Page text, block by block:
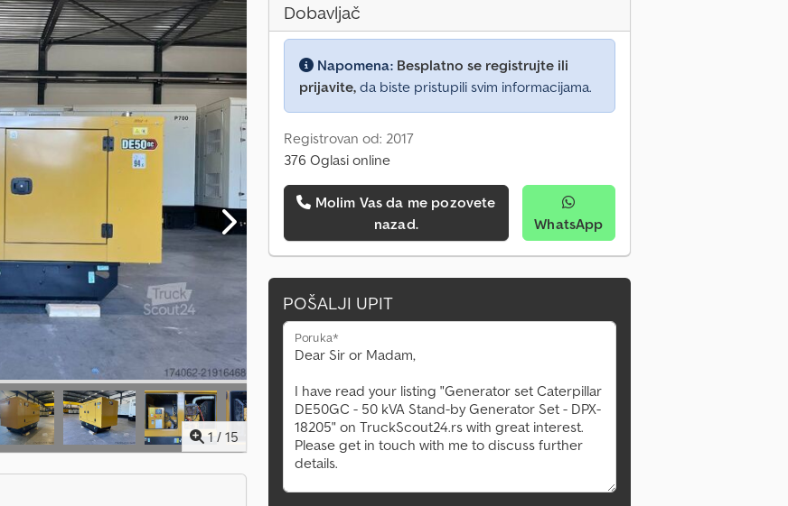
1 / 15
Dobavljač
Napomena: Besplatno se registrujte ili
prijavite, da biste pristupili svim informacijama.
Registrovan od: 2017
376 Oglasi online
nazad.
WhatsApp
POŠALJI UPIT
Poruka*